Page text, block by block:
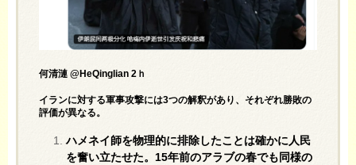
何清漣 @HeQinglian 2ｈ
イランに対する軍事攻撃には3つの解釈があり、それぞれ勝敗の
評価が異なる。
ハメネイ師を物理的に排除したことは確かに人民
を奮い立たせた。15年前のアラブの春でも同様の